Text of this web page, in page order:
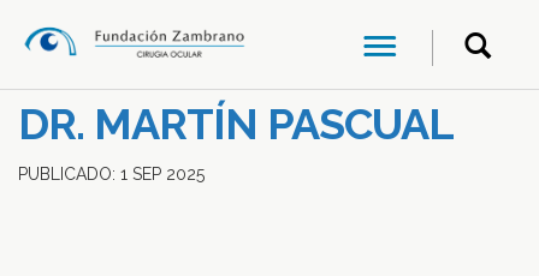
DR. MARTÍN PASCUAL
PUBLICADO: 1 SEP 2025